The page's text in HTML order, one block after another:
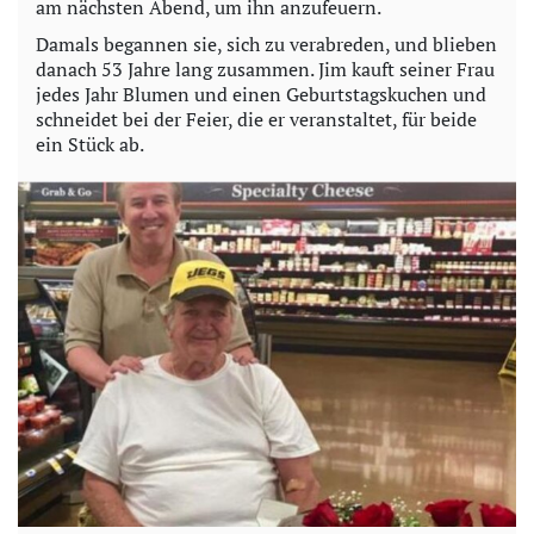
am nächsten Abend, um ihn anzufeuern.
Damals begannen sie, sich zu verabreden, und blieben
danach 53 Jahre lang zusammen. Jim kauft seiner Frau
jedes Jahr Blumen und einen Geburtstagskuchen und
schneidet bei der Feier, die er veranstaltet, für beide
ein Stück ab.